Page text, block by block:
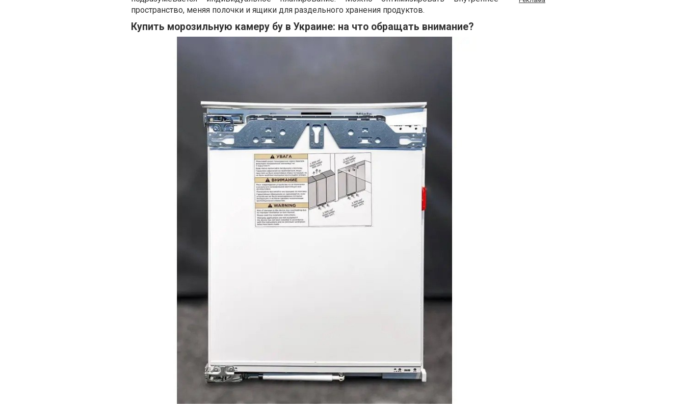
пространство, меняя полочки и ящики для раздельного хранения продуктов.
Купить морозильную камеру бу в Украине: на что обращать внимание?